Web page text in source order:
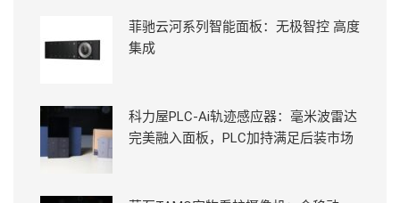
菲驰云河系列智能面板：无极智控 高度
集成
科力屋PLC-Ai轨迹感应器：毫米波雷达
完美融入面板，PLC加持满足后装市场